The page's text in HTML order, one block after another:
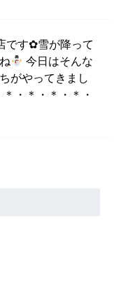
です✿雪が降って
今日はそんな
がやってきまし
・＊・＊・＊・